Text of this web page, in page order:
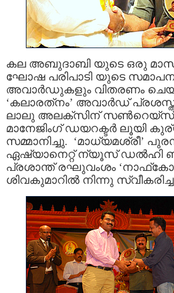
കല അബുദാബി യുടെ ഒരു മാസം
ഘോഷ പരിപാടി യുടെ സമാപന
അവാര്‍ഡുകളും വിതരണം
‘കലാരത്‌നം’ അവാര്‍ഡ് പ്രശസ്ത
ലാലു അലക്‌സിന് സണ്‍റെയ്‌സ്
മാനേജിംഗ് ഡയറക്ടര്‍ ലൂയി
സമ്മാനിച്ചു. ‘മാധ്യമശ്രീ’
ഏഷ്യാനെറ്റ് ന്യൂസ് ഡല്‍ഹി
പ്രശാന്ത് രഘുവംശം ‘നാഫ്‌കോ’
ശിവകുമാറില്‍ നിന്നു